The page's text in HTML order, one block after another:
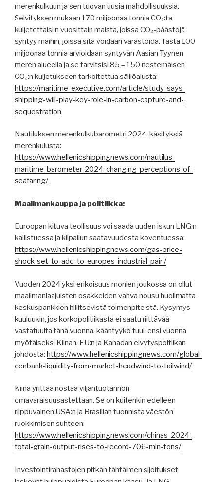
merenkulkuun ja sen tuovan uusia mahdollisuuksia.
Selvityksen mukaan 170 miljoonaa tonnia CO₂:ta
kuljetettaisiin vuosittain maista, joissa CO₂-päästöjä
syntyy maihin, joissa sitä voidaan varastoida. Tästä 100
miljoonaa tonnia arvioidaan syntyvän Aasian Tyynen
meren alueella ja se tarvitsisi 85 – 150 nestemäisen
CO₂:n kuljetukseen tarkoitettua säiliöalusta:
https://maritime-executive.com/article/study-says-
shipping-will-play-key-role-in-carbon-capture-and-
sequestration
Nautiluksen merenkulkubarometri 2024, käsityksiä
merenkulusta:
https://www.hellenicshippingnews.com/nautilus-
maritime-barometer-2024-changing-perceptions-of-
seafaring/
Maailmankauppa ja politiikka:
Euroopan kituva teollisuus voi saada uuden iskun LNG:n
kallistuessa ja kilpailun saatavuudesta koventuessa:
https://www.hellenicshippingnews.com/gas-price-
shock-set-to-add-to-europes-industrial-pain/
Vuoden 2024 yksi erikoisuus monien joukossa on ollut
maailmanlaajuisten osakkeiden vahva nousu huolimatta
keskuspankkien hillitsevistä toimenpiteistä. Kysymys
kuuluukin, jos korkopolitiikasta ei saatu riittävää
vastatuulta tänä vuonna, kääntyykö tuuli ensi vuonna
myötäiseksi Kiinan, EU:n ja Kanadan elvytyspoltiikan
johdosta: https://www.hellenicshippingnews.com/global-
cenbank-liquidity-from-market-headwind-to-tailwind/
Kiina yrittää nostaa viljantuotannon
omavaraisuusastettaan. Se on kuitenkin edelleen
riippuvainen USA:n ja Brasilian tuonnista väestön
ruokkimisen suhteen:
https://www.hellenicshippingnews.com/chinas-2024-
total-grain-output-rises-to-record-706-mln-tons/
Investointirahastojen pitkän tähtäimen sijoitukset